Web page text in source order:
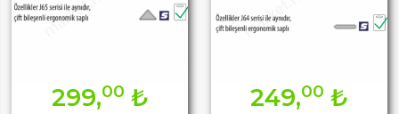
299,00 ₺ 249,00 ₺